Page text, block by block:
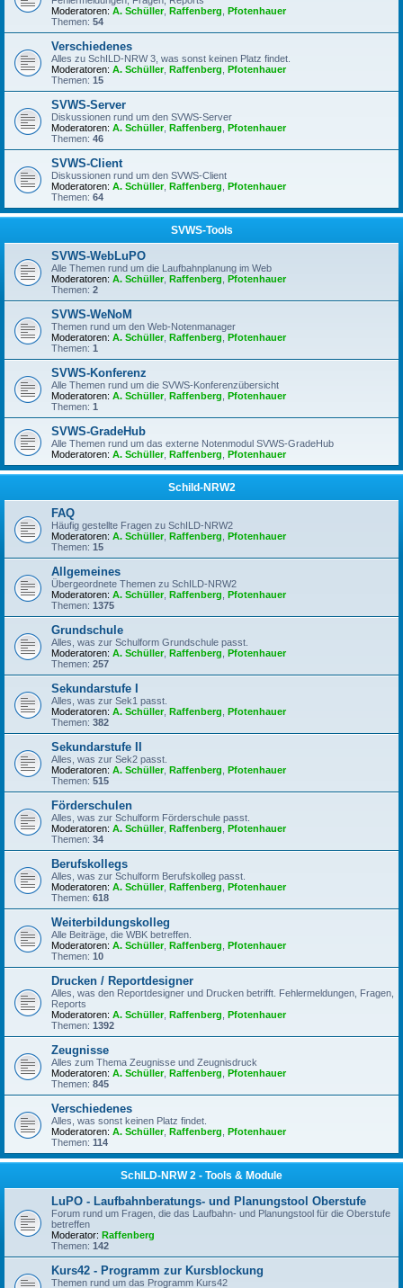
Moderatoren: A. Schüller, Raffenberg Pfotenhauer
Themen: 54
Verschiedenes
Alles zu SchILD-NRW 3, was sonst keinen Platz findet.
Moderatoren: A. Schüller, Raffenberg Pfotenhauer
Themen: 15
SVWS-Server
Diskussionen rund um den SVWS-Server
Moderatoren: A. Schüller, Raffenberg Pfotenhauer
Themen: 46
SVWS-Client
Diskussionen rund um den SVWS-Client
Moderatoren: A. Schüller, Raffenberg Pfotenhauer
Themen: 64
SVWS-Tools
SVWS-WebLuPO
Alle Themen rund um die Laufbahnplanung im Web
Moderatoren: A. Schüller, Raffenberg Pfotenhauer
Themen: 2
SVWS-WeNoM
Themen rund um den Web-Notenmanager
Moderatoren: A. Schüller, Raffenberg Pfotenhauer
Themen: 1
SVWS-Konferenz
Alle Themen rund um die SVWS-Konferenzübersicht
Moderatoren: A. Schüller, Raffenberg Pfotenhauer
Themen: 1
SVWS-GradeHub
Alle Themen rund um das externe Notenmodul SVWS-GradeHub
Moderatoren: A. Schüller, Raffenberg Pfotenhauer
Schild-NRW2
FAQ
Häufig gestellte Fragen zu SchILD-NRW2
Moderatoren: A. Schüller, Raffenberg Pfotenhauer
Themen: 15
Allgemeines
Übergeordnete Themen zu SchILD-NRW2
Moderatoren: A. Schüller, Raffenberg Pfotenhauer
Themen: 1375
Grundschule
Alles, was zur Schulform Grundschule passt.
Moderatoren: A. Schüller, Raffenberg Pfotenhauer
Themen: 257
Sekundarstufe I
Alles, was zur Sek1 passt.
Moderatoren: A. Schüller, Raffenberg Pfotenhauer
Themen: 382
Sekundarstufe II
Alles, was zur Sek2 passt.
Moderatoren: A. Schüller, Raffenberg Pfotenhauer
Themen: 515
Förderschulen
Alles, was zur Schulform Förderschule passt.
Moderatoren: A. Schüller, Raffenberg Pfotenhauer
Themen: 34
Berufskollegs
Alles, was zur Schulform Berufskolleg passt.
Moderatoren: A. Schüller, Raffenberg Pfotenhauer
Themen: 618
Weiterbildungskolleg
Alle Beiträge, die WBK betreffen.
Moderatoren: A. Schüller, Raffenberg Pfotenhauer
Themen: 10
Drucken / Reportdesigner
Alles, was den Reportdesigner und Drucken betrifft. Fehlermeldungen, Fragen,
Reports
Moderatoren: A. Schüller, Raffenberg Pfotenhauer
Themen: 1392
Zeugnisse
Alles zum Thema Zeugnisse und Zeugnisdruck
Moderatoren: A. Schüller, Raffenberg Pfotenhauer
Themen: 845
Verschiedenes
Alles, was sonst keinen Platz findet.
Moderatoren: A. Schüller, Raffenberg Pfotenhauer
Themen: 114
SchILD-NRW 2 - Tools & Module
LuPO - Laufbahnberatungs- und Planungstool Oberstufe
Forum rund um Fragen, die das Laufbahn- und Planungstool für die Oberstufe
betreffen
Moderator: Raffenberg
Themen: 142
Kurs42 - Programm zur Kursblockung
Themen rund um das Programm Kurs42